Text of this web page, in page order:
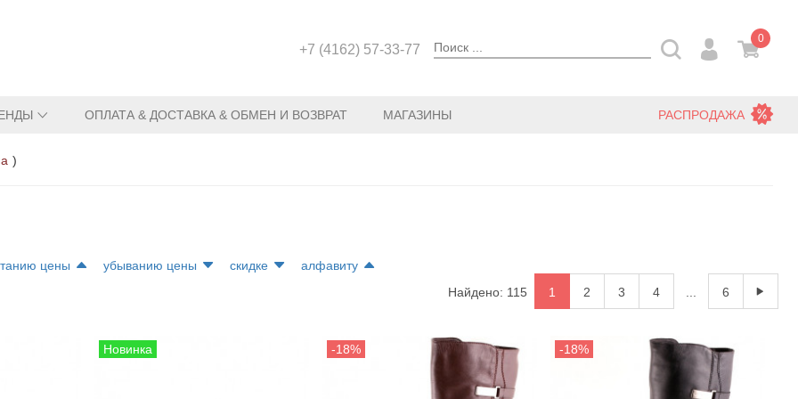
+7 (4162) 57-33-77
0
ОПЛАТА & ДОСТАВКА & ОБМЕН И ВОЗВРАТ МАГАЗИНЫ РАСПРОДАЖА
)
цены убыванию цены скидке
алфавиту
Найдено: 115
1 2 3 4 6